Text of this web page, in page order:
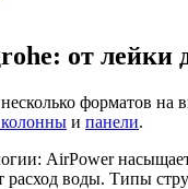
от лейки
форматов на
и панели.
AirPower
расход воды. Типы